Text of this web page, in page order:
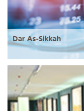
Dar As-Sikkah